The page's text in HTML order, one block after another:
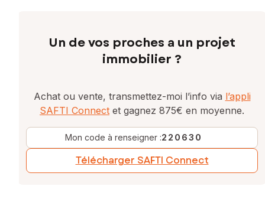
Un de vos proches a un projet
immobilier ?
Achat ou vente, transmettez-moi l’info via l’appli
SAFTI Connect et gagnez 875€ en moyenne.
Mon code à renseigner :220630
Télécharger SAFTI Connect